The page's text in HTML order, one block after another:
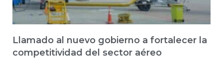
Llamado al nuevo gobierno a fortalecer la
competitividad del sector aéreo